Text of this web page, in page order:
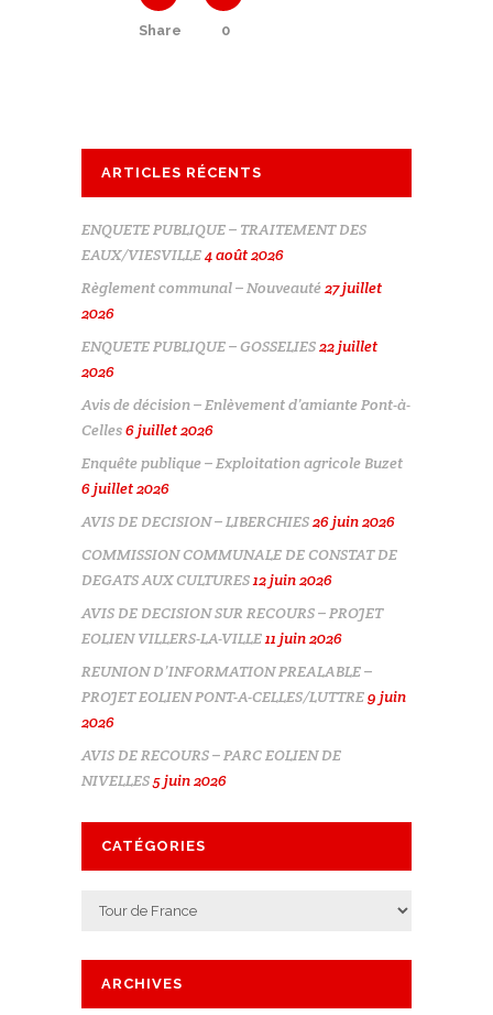
Share 0
ARTICLES RÉCENTS
ENQUETE PUBLIQUE – TRAITEMENT DES
EAUX/VIESVILLE4 août 2026
Règlement communal – Nouveauté27 juillet
2026
ENQUETE PUBLIQUE – GOSSELIES22 juillet
2026
Avis de décision – Enlèvement d’amiante Pont-à-
Celles6 juillet 2026
Enquête publique – Exploitation agricole Buzet
6 juillet 2026
AVIS DE DECISION – LIBERCHIES26 juin 2026
COMMISSION COMMUNALE DE CONSTAT DE
DEGATS AUX CULTURES12 juin 2026
AVIS DE DECISION SUR RECOURS – PROJET
EOLIEN VILLERS-LA-VILLE11 juin 2026
REUNION D’INFORMATION PREALABLE –
PROJET EOLIEN PONT-A-CELLES/LUTTRE9 juin
2026
AVIS DE RECOURS – PARC EOLIEN DE
NIVELLES5 juin 2026
CATÉGORIES
Catégories
ARCHIVES